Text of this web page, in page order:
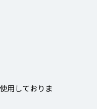
用しておりま